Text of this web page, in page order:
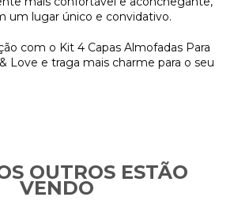
um lugar único e convidativo.
com o Kit 4 Capas Almofadas Para
Love e traga mais charme para o seu
OUTROS ESTÃO
VENDO